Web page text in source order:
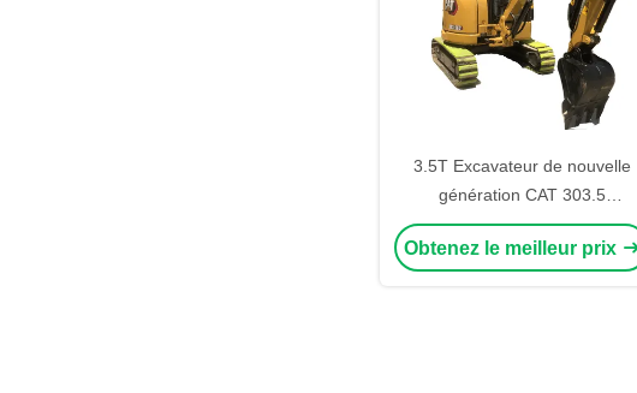
3.5T Excavateur de nouvelle
génération CAT 303.5
Excavateur à moteur japonais
Obtenez le meilleur prix